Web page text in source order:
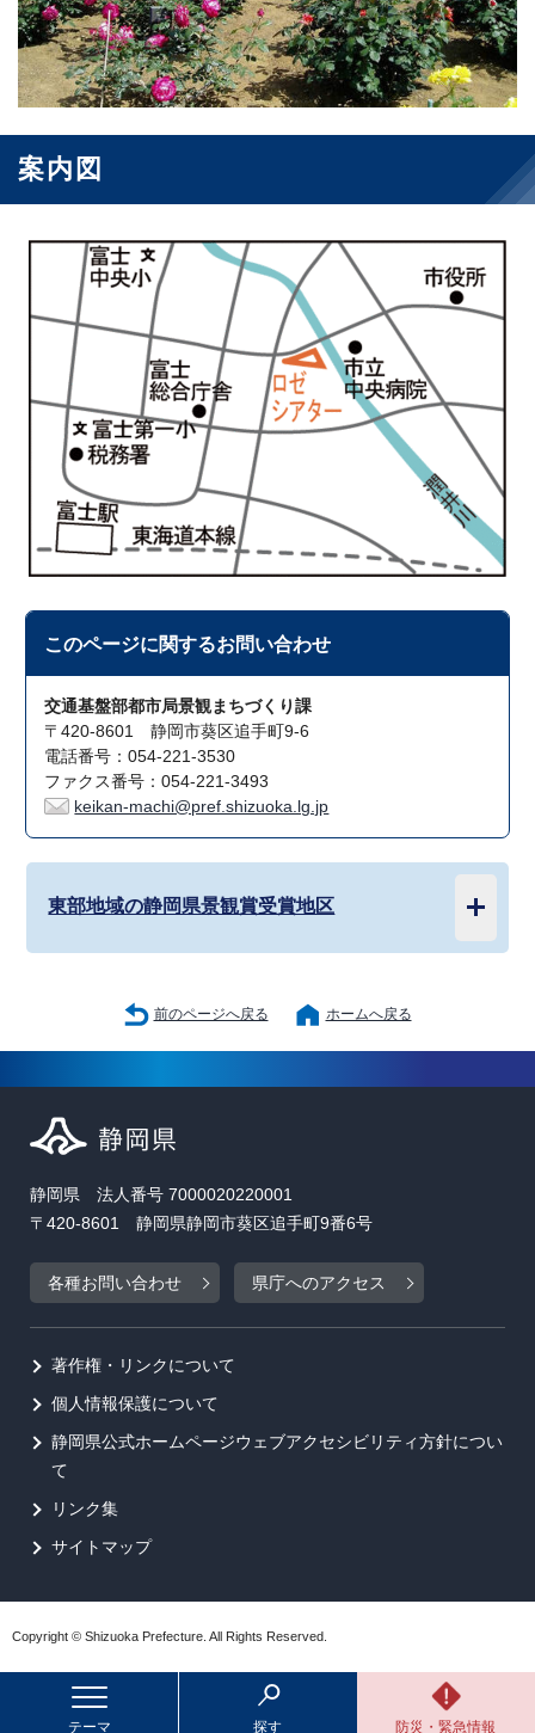
案内図
このページに関するお問い合わせ
交通基盤部都市局景観まちづくり課
〒420-8601 静岡市葵区追手町9-6
電話番号：054-221-3530
ファクス番号：054-221-3493
keikan-machi@pref.shizuoka.lg.jp
東部地域の静岡県景観賞受賞地区
前のページへ戻る ホームへ戻る
テーマ 探す 防災・緊急情報
静岡県 法人番号 7000020220001
〒420-8601 静岡県静岡市葵区追手町9番6号
各種お問い合わせ 県庁へのアクセス
著作権・リンクについて
個人情報保護について
静岡県公式ホームページウェブアクセシビリティ方針につい
て
リンク集
サイトマップ
Copyright © Shizuoka Prefecture. All Rights Reserved.